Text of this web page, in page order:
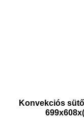
Konvekciós sütő